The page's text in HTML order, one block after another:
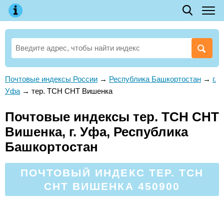
Почтовые индексы России → Республика Башкортостан → г.
Уфа → тер. ТСН СНТ Вишенка
Почтовые индексы тер. ТСН СНТ
Вишенка, г. Уфа, Республика
Башкортостан
ПОЧТОВЫЙ ИНДЕКС ТЕР. ТСН
СНТ ВИШЕНКА 450900